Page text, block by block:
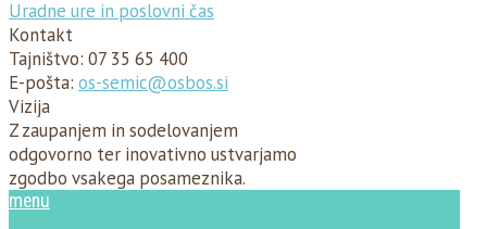
Uradne ure in poslovni čas
Kontakt
Tajništvo: 07 35 65 400
E-pošta: os-semic@osbos.si
Vizija
Z zaupanjem in sodelovanjem
odgovorno ter inovativno ustvarjamo
zgodbo vsakega posameznika.
menu